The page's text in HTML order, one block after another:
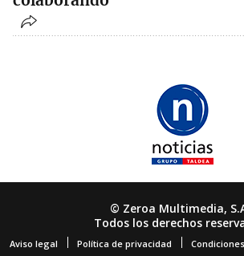
© Zeroa Multimedia,
Todos los derechos
Aviso legal Política de privacidad